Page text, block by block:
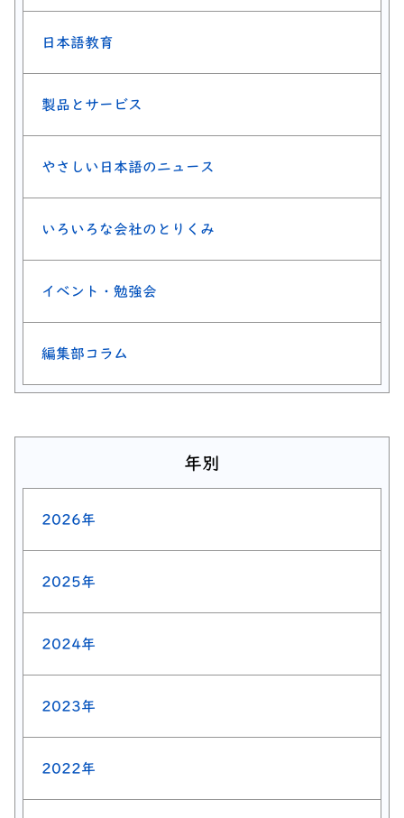
日本語教育
製品とサービス
やさしい日本語のニュース
いろいろな会社のとりくみ
イベント・勉強会
編集部コラム
年別
2026年
2025年
2024年
2023年
2022年